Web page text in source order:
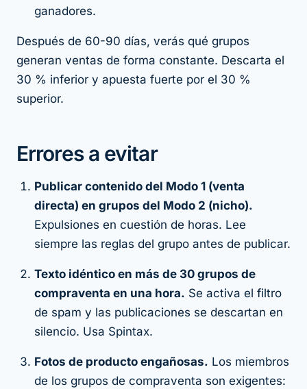
ganadores.
Después de 60-90 días, verás qué grupos
generan ventas de forma constante. Descarta el
30 % inferior y apuesta fuerte por el 30 %
superior.
Errores a evitar
Publicar contenido del Modo 1 (venta
directa) en grupos del Modo 2 (nicho).
Expulsiones en cuestión de horas. Lee
siempre las reglas del grupo antes de publicar.
Texto idéntico en más de 30 grupos de
compraventa en una hora. Se activa el filtro
de spam y las publicaciones se descartan en
silencio. Usa Spintax.
Fotos de producto engañosas. Los miembros
de los grupos de compraventa son exigentes: